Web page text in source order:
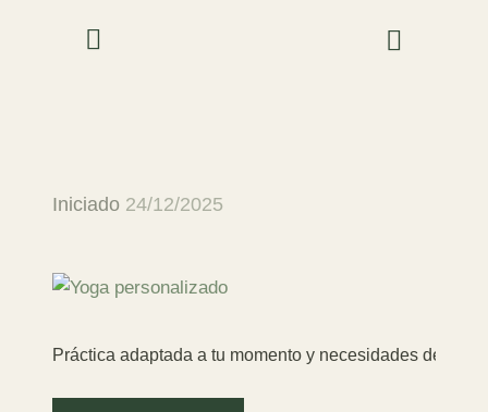
Iniciado 24/12/2025
Práctica adaptada a tu momento y necesidades desde